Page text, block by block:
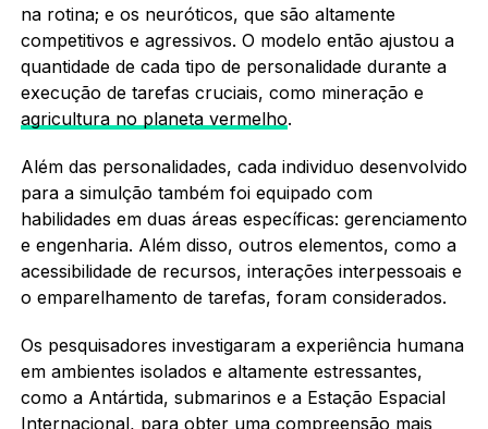
na rotina; e os neuróticos, que são altamente
competitivos e agressivos. O modelo então ajustou a
quantidade de cada tipo de personalidade durante a
execução de tarefas cruciais, como mineração e
agricultura no planeta vermelho.
Além das personalidades, cada individuo desenvolvido
para a simulção também foi equipado com
habilidades em duas áreas específicas: gerenciamento
e engenharia. Além disso, outros elementos, como a
acessibilidade de recursos, interações interpessoais e
o emparelhamento de tarefas, foram considerados.
Os pesquisadores investigaram a experiência humana
em ambientes isolados e altamente estressantes,
como a Antártida, submarinos e a Estação Espacial
Internacional, para obter uma compreensão mais